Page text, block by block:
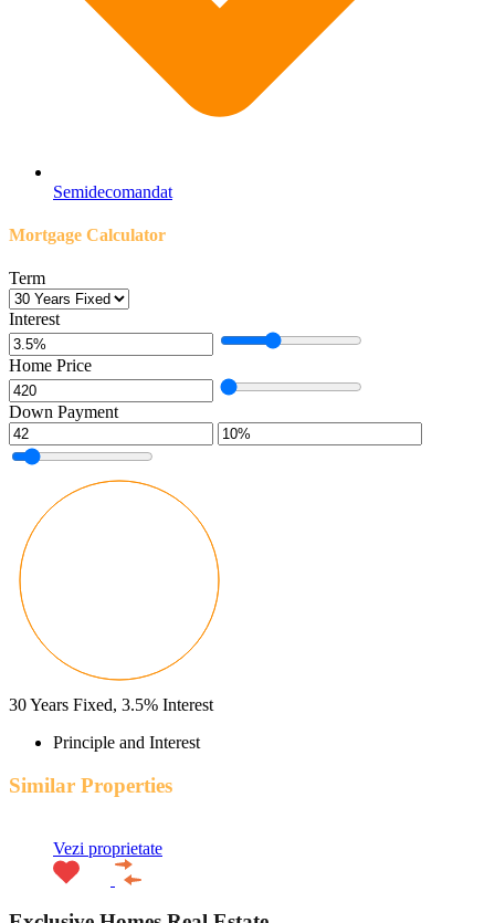
Semidecomandat
Mortgage Calculator
Term
Interest
Home Price
Down Payment
30Years Fixed, 3.5% Interest
Principle and Interest
Similar Properties
Vezi proprietate